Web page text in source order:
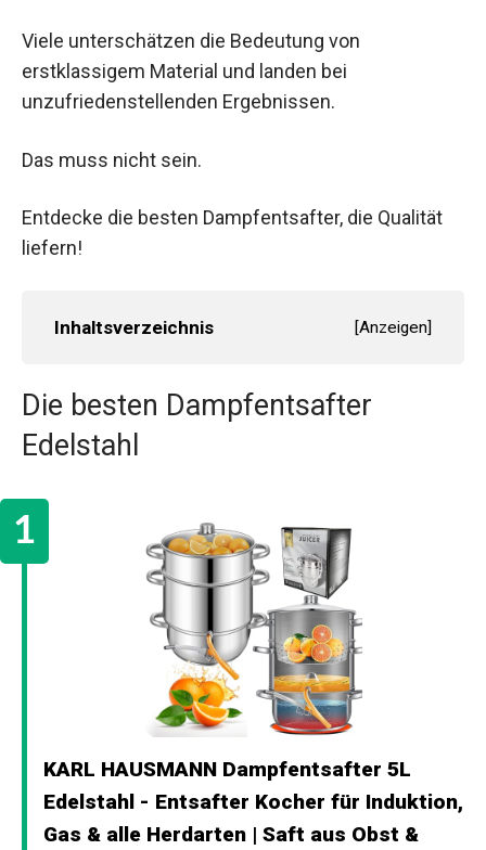
Viele unterschätzen die Bedeutung von
erstklassigem Material und landen bei
unzufriedenstellenden Ergebnissen.
Das muss nicht sein.
Entdecke die besten Dampfentsafter, die Qualität
liefern!
Inhaltsverzeichnis [Anzeigen]
Die besten Dampfentsafter
Edelstahl
KARL HAUSMANN Dampfentsafter 5L
Edelstahl - Entsafter Kocher für Induktion,
Gas & alle Herdarten | Saft aus Obst &